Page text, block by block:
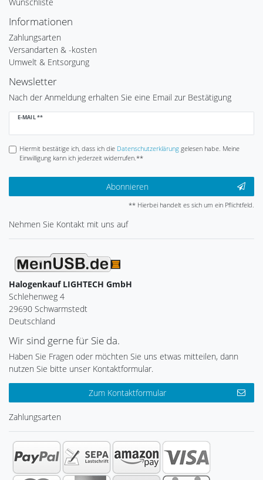
Informationen
Zahlungsarten
Versandarten & -kosten
Umwelt & Entsorgung
Newsletter
Nach der Anmeldung erhalten Sie eine Email zur Bestätigung
E-MAIL **
Newsletter
Hiermit bestätige ich, dass ich die Daten­schutz­erklärunggelesen habe. Meine
Einwilligung kann ich jederzeit widerrufen.**
Abonnieren
** Hierbei handelt es sich um ein Pflichtfeld.
Nehmen Sie Kontakt mit uns auf
Halogenkauf LIGHTECH GmbH
Schlehenweg 4
29690 Schwarmstedt
Deutschland
Wir sind gerne für Sie da.
Haben Sie Fragen oder möchten Sie uns etwas mitteilen, dann
nutzen Sie bitte unser Kontaktformular.
Zum Kontaktformular
Zahlungsarten